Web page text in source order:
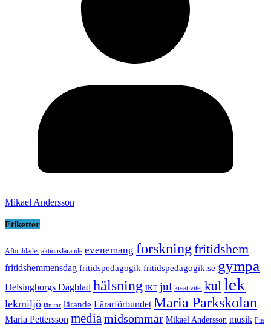
Mikael Andersson
Etiketter
Aftonbladet aktionslärande evenemang forskning fritidshem
fritidshemmensdag fritidspedagogik fritidspedagogik.se gympa
Helsingborgs Dagblad hälsning IKT jul kreativitet kul lek
lekmiljö länkar lärande Lärarförbundet Maria Parkskolan
Maria Pettersson media midsommar Mikael Andersson musik Pia